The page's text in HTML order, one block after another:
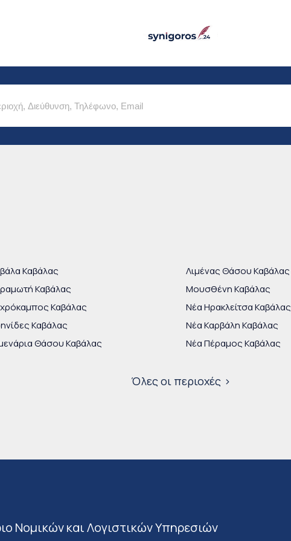
κυρίως περιεχόμενο
Καβάλας
Καβάλας
Καβάλας
Καβάλας
Θάσου Καβάλας
Λιμένας Θάσου Καβάλας
Μουσθένη Καβάλας
Νέα Ηρακλείτσα Καβάλας
Νέα Καρβάλη Καβάλας
Νέα Πέραμος Καβάλας
Όλες οι περιοχές
Νομικών και Λογιστικών Υπηρεσιών